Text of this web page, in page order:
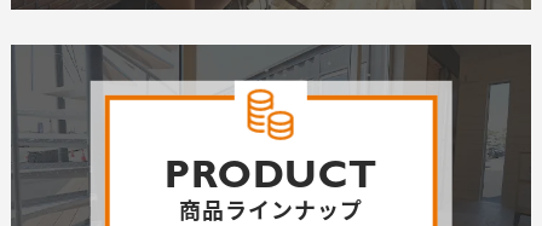
PRODUCT
商品ラインナップ